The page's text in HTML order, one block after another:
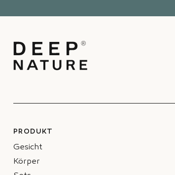
PRODUKT
Gesicht
Körper